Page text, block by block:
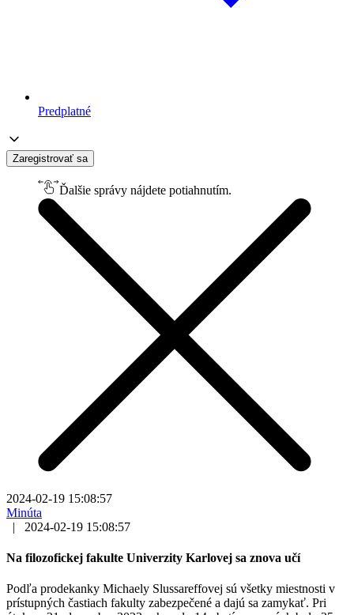
Predplatné
Zaregistrovať sa
Ďalšie správy nájdete potiahnutím.
2024-02-19 15:08:57
Minúta
|
2024-02-19 15:08:57
Na filozofickej fakulte Univerzity Karlovej sa znova učí
Podľa prodekanky Michaely Slussareffovej sú všetky miestnosti v
prístupných častiach fakulty zabezpečené a dajú sa zamykať. Pri